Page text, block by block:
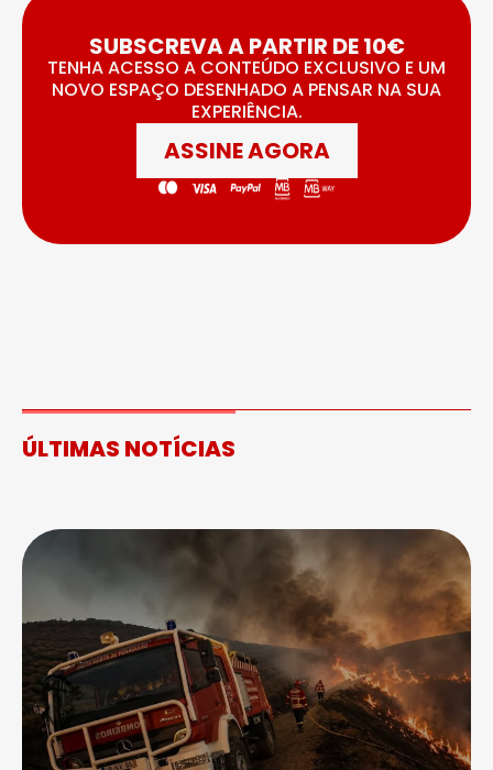
SUBSCREVA A PARTIR DE 10€
TENHA ACESSO A CONTEÚDO EXCLUSIVO E UM
NOVO ESPAÇO DESENHADO A PENSAR NA SUA
EXPERIÊNCIA.
ASSINE AGORA
ÚLTIMAS NOTÍCIAS